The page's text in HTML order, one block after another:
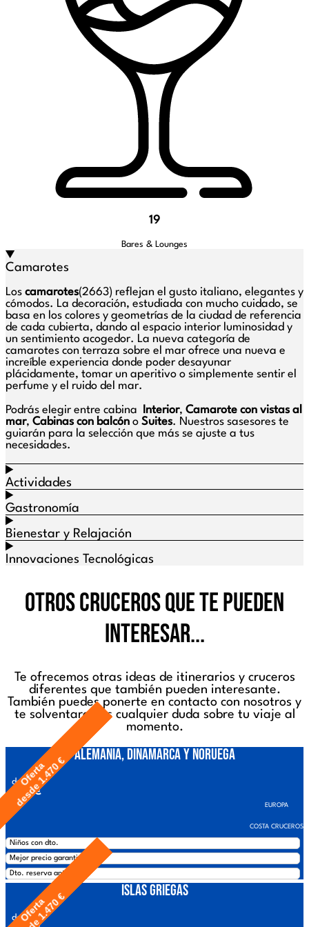
19
Bares & Lounges
Camarotes
Los camarotes(2663) reflejan el gusto italiano, elegantes y
cómodos. La decoración, estudiada con mucho cuidado, se
basa en los colores y geometrías de la ciudad de referencia
de cada cubierta, dando al espacio interior luminosidad y
un sentimiento acogedor. La nueva categoría de
camarotes con terraza sobre el mar ofrece una nueva e
increíble experiencia donde poder desayunar
plácidamente, tomar un aperitivo o simplemente sentir el
perfume y el ruido del mar.
Podrás elegir entre cabina Interior, Camarote con vistas al
mar, Cabinas con balcón o Suites. Nuestros sasesores te
guiarán para la selección que más se ajuste a tus
necesidades.
Actividades
Gastronomía
Bienestar y Relajación
Innovaciones Tecnológicas
Otros cruceros que te pueden
interesar...
Te ofrecemos otras ideas de itinerarios y cruceros
diferentes que también pueden interesante.
También puedes ponerte en contacto con nosotros y
te solventaremos cualquier duda sobre tu viaje al
momento.
Oferta
desde 1.470 € Alemania, Dinamarca y Noruega
desde
1690€
EUROPA
COSTA CRUCEROS
Niños con dto.
Mejor precio garantizado
Dto. reserva anticipada
Oferta
Islas Griegas
desde